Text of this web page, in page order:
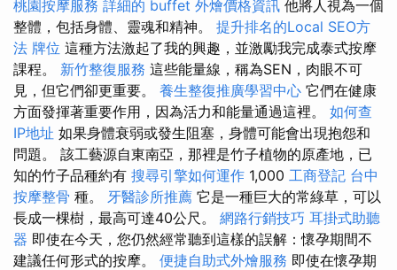
桃園按摩服務 詳細的 buffet 外燴價格資訊 他將人視為一個
整體，包括身體、靈魂和精神。 提升排名的Local SEO方
法 牌位 這種方法激起了我的興趣，並激勵我完成泰式按摩
課程。 新竹整復服務 這些能量線，稱為SEN，肉眼不可
見，但它們卻更重要。 養生整復推廣學習中心 它們在健康
方面發揮著重要作用，因為活力和能量通過這裡。 如何查
IP地址 如果身體衰弱或發生阻塞，身體可能會出現抱怨和
問題。 該工藝源自東南亞，那裡是竹子​​植物的原產地，已
知的竹子品種約有 搜尋引擎如何運作 1,000 工商登記 台中
按摩整骨 種。 牙醫診所推薦 它是一種巨大的常綠草，可以
長成一棵樹，最高可達40公尺。 網路行銷技巧 耳掛式助聽
器 即使在今天，您仍然經常聽到這樣的誤解：懷孕期間不
建議任何形式的按摩。 便捷自助式外燴服務 即使在懷孕期